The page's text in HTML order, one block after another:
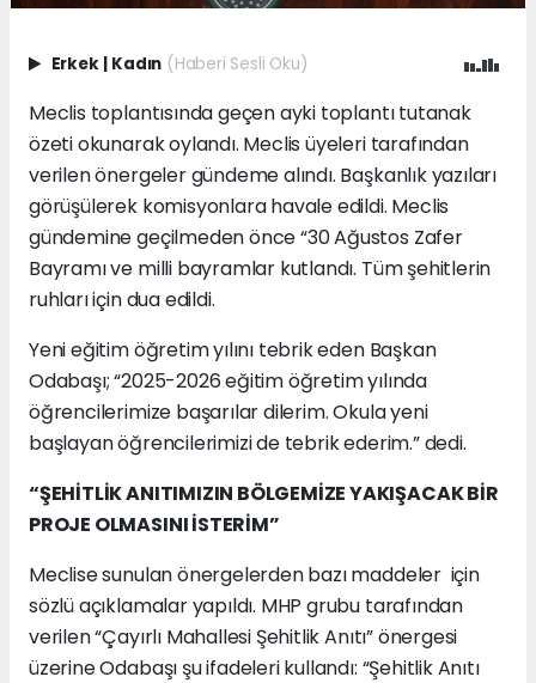
Erkek | Kadın (Haberi Sesli Oku)
Meclis toplantısında geçen ayki toplantı tutanak
özeti okunarak oylandı. Meclis üyeleri tarafından
verilen önergeler gündeme alındı. Başkanlık yazıları
görüşülerek komisyonlara havale edildi. Meclis
gündemine geçilmeden önce “30 Ağustos Zafer
Bayramı ve milli bayramlar kutlandı. Tüm şehitlerin
ruhları için dua edildi.
Yeni eğitim öğretim yılını tebrik eden Başkan
Odabaşı; “2025-2026 eğitim öğretim yılında
öğrencilerimize başarılar dilerim. Okula yeni
başlayan öğrencilerimizi de tebrik ederim.” dedi.
“ŞEHİTLİK ANITIMIZIN BÖLGEMİZE YAKIŞACAK BİR
PROJE OLMASINI İSTERİM”
Meclise sunulan önergelerden bazı maddeler için
sözlü açıklamalar yapıldı. MHP grubu tarafından
verilen “Çayırlı Mahallesi Şehitlik Anıtı” önergesi
üzerine Odabaşı şu ifadeleri kullandı: “Şehitlik Anıtı